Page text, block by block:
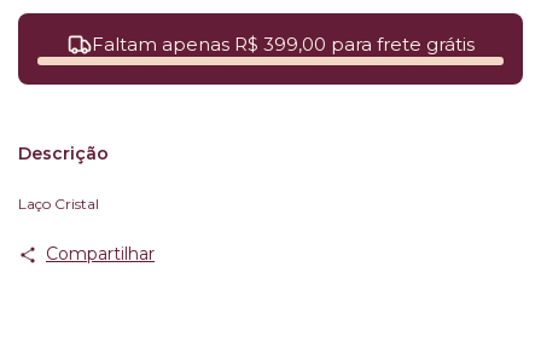
Faltam apenas R$ 399,00 para frete grátis
Descrição
Laço Cristal
Compartilhar